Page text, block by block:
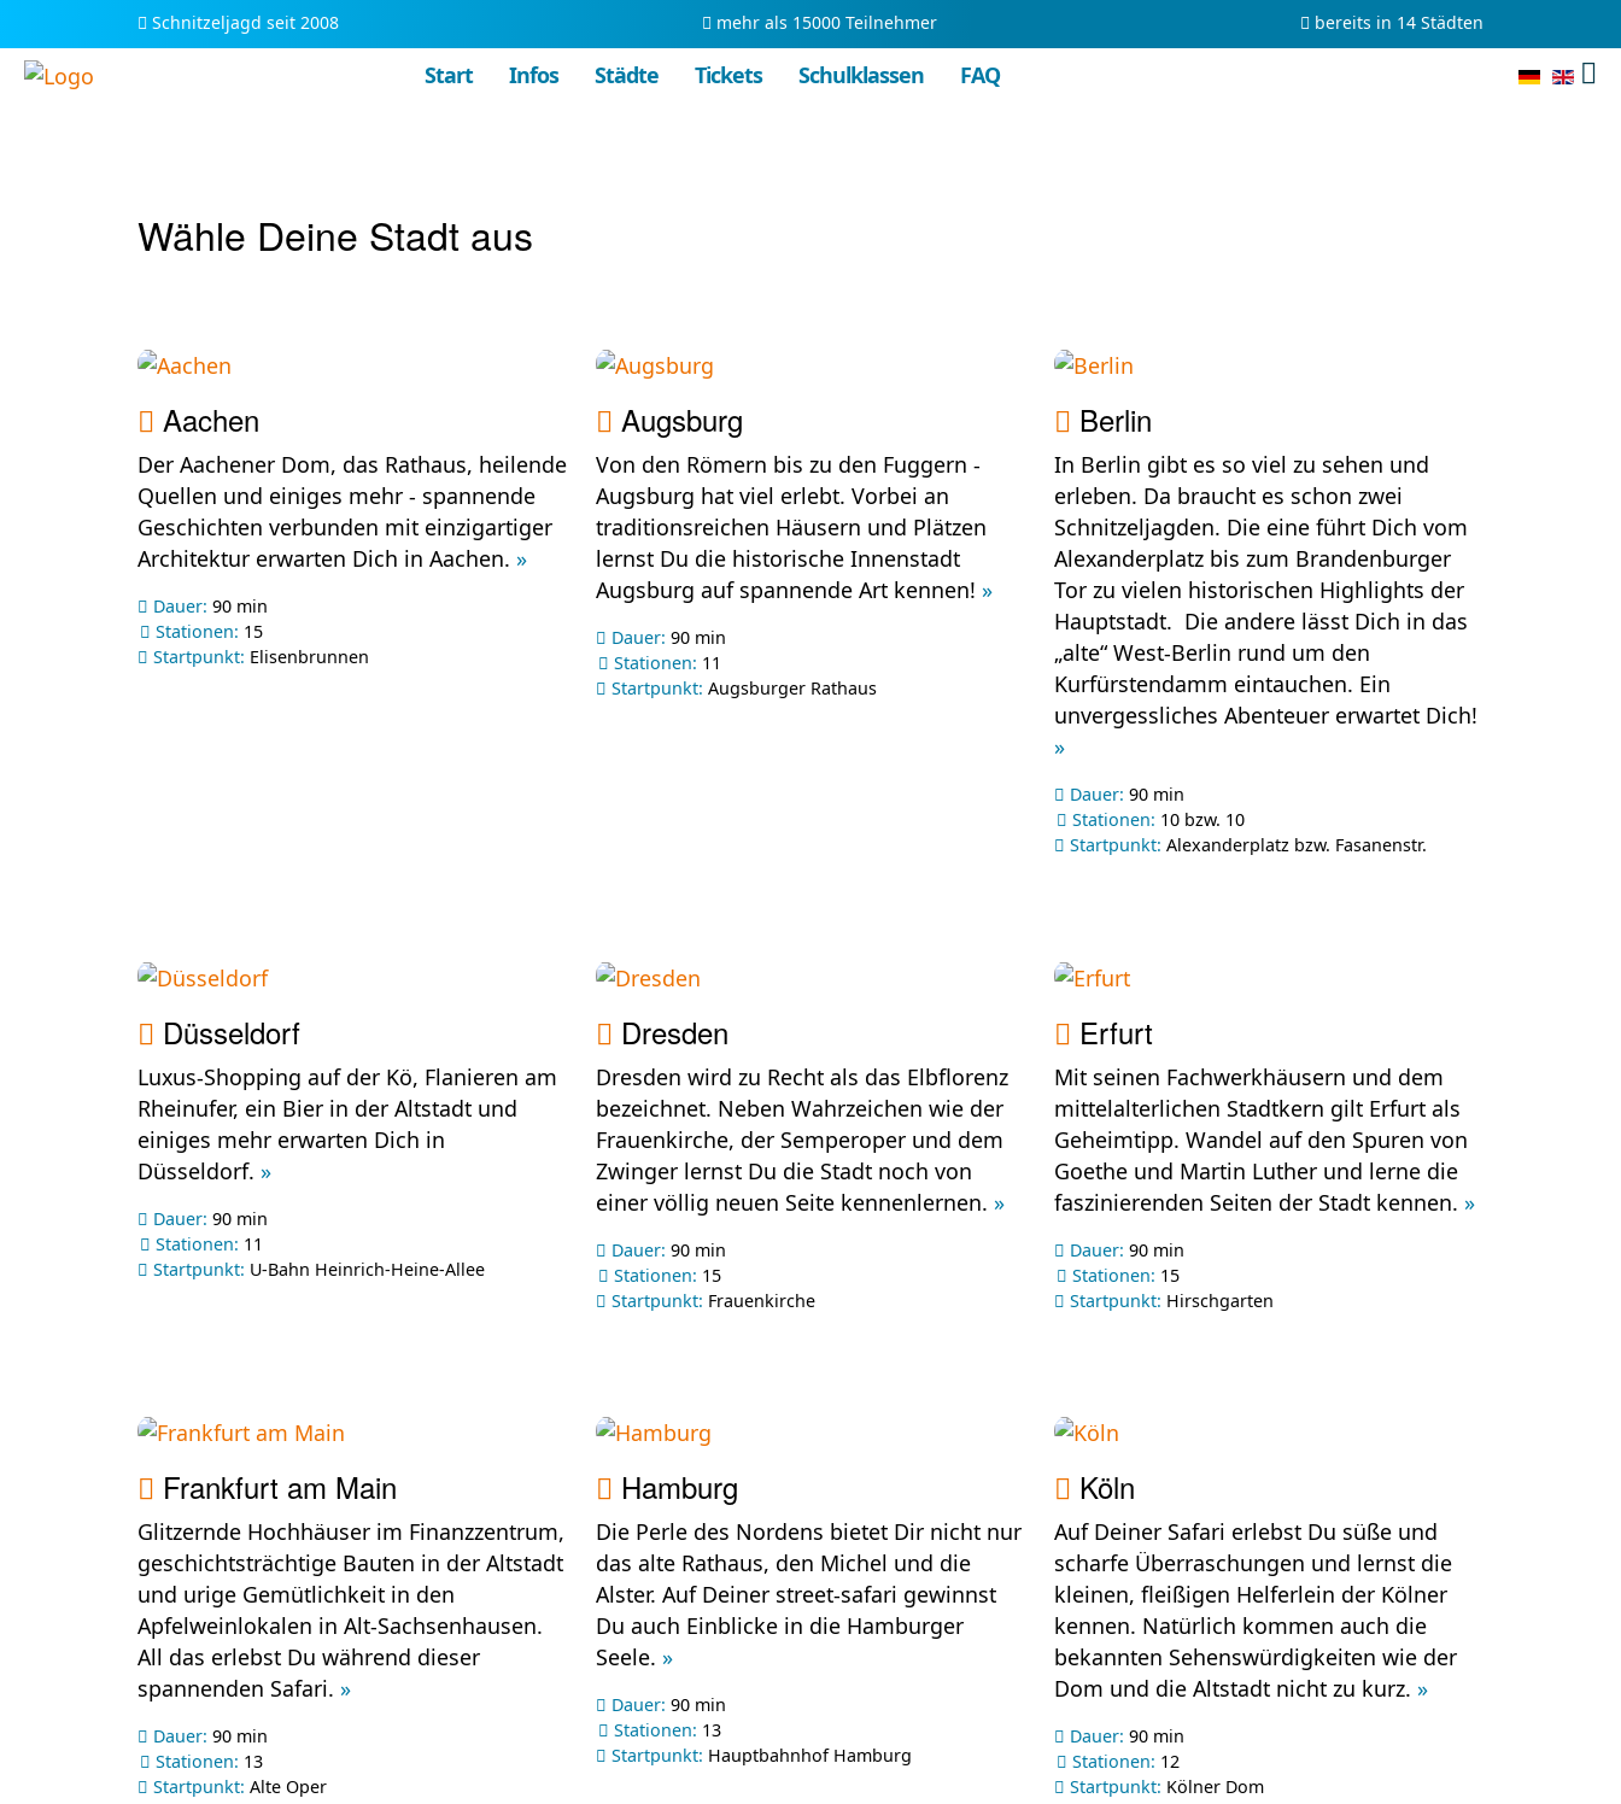
Schnitzeljagd seit 2008 mehr als 15000 Teilnehmer bereits in 14 Städten
Start Infos Städte Tickets Schulklassen FAQ
Wähle Deine Stadt aus
Aachen
Der Aachener Dom, das Rathaus, heilende
Quellen und einiges mehr - spannende
Geschichten verbunden mit einzigartiger
Architektur erwarten Dich in Aachen. »
Dauer: 90 min
Stationen: 15
Startpunkt: Elisenbrunnen
Augsburg
Von den Römern bis zu den Fuggern -
Augsburg hat viel erlebt. Vorbei an
traditionsreichen Häusern und Plätzen
lernst Du die historische Innenstadt
Augsburg auf spannende Art kennen! »
Dauer: 90 min
Stationen: 11
Startpunkt: Augsburger Rathaus
Berlin
In Berlin gibt es so viel zu sehen und
erleben. Da braucht es schon zwei
Schnitzeljagden. Die eine führt Dich vom
Alexanderplatz bis zum Brandenburger
Tor zu vielen historischen Highlights der
Hauptstadt. Die andere lässt Dich in das
„alte“ West-Berlin rund um den
Kurfürstendamm eintauchen. Ein
unvergessliches Abenteuer erwartet Dich!
»
Dauer: 90 min
Stationen: 10 bzw. 10
Startpunkt: Alexanderplatz bzw. Fasanenstr.
Düsseldorf
Luxus-Shopping auf der Kö, Flanieren am
Rheinufer, ein Bier in der Altstadt und
einiges mehr erwarten Dich in
Düsseldorf. »
Dauer: 90 min
Stationen: 11
Startpunkt: U-Bahn Heinrich-Heine-Allee
Dresden
Dresden wird zu Recht als das Elbflorenz
bezeichnet. Neben Wahrzeichen wie der
Frauenkirche, der Semperoper und dem
Zwinger lernst Du die Stadt noch von
einer völlig neuen Seite kennenlernen. »
Dauer: 90 min
Stationen: 15
Startpunkt: Frauenkirche
Erfurt
Mit seinen Fachwerkhäusern und dem
mittelalterlichen Stadtkern gilt Erfurt als
Geheimtipp. Wandel auf den Spuren von
Goethe und Martin Luther und lerne die
faszinierenden Seiten der Stadt kennen. »
Dauer: 90 min
Stationen: 15
Startpunkt: Hirschgarten
Frankfurt am Main
Glitzernde Hochhäuser im Finanzzentrum,
geschichtsträchtige Bauten in der Altstadt
und urige Gemütlichkeit in den
Apfelweinlokalen in Alt-Sachsenhausen.
All das erlebst Du während dieser
spannenden Safari. »
Dauer: 90 min
Stationen: 13
Startpunkt: Alte Oper
Hamburg
Die Perle des Nordens bietet Dir nicht nur
das alte Rathaus, den Michel und die
Alster. Auf Deiner street-safari gewinnst
Du auch Einblicke in die Hamburger
Seele. »
Dauer: 90 min
Stationen: 13
Startpunkt: Hauptbahnhof Hamburg
Köln
Auf Deiner Safari erlebst Du süße und
scharfe Überraschungen und lernst die
kleinen, fleißigen Helferlein der Kölner
kennen. Natürlich kommen auch die
bekannten Sehenswürdigkeiten wie der
Dom und die Altstadt nicht zu kurz. »
Dauer: 90 min
Stationen: 12
Startpunkt: Kölner Dom